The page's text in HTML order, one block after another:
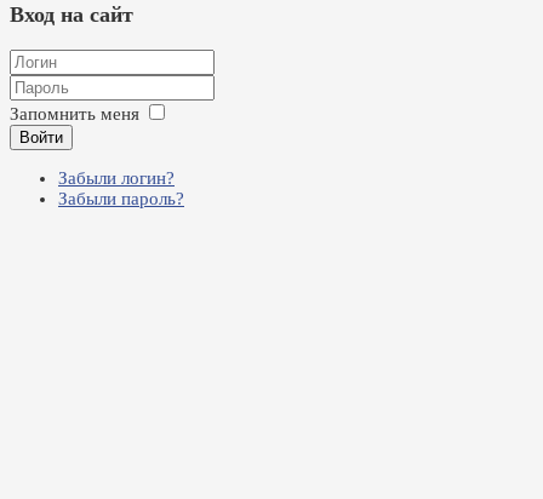
Вход на сайт
Запомнить меня
Войти
Забыли логин?
Забыли пароль?